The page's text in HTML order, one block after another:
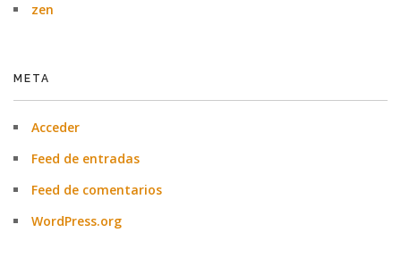
zen
META
Acceder
Feed de entradas
Feed de comentarios
WordPress.org